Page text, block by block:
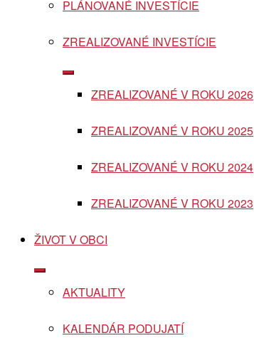
menu
PLÁNOVANÉ INVESTÍCIE
ZREALIZOVANÉ INVESTÍCIE
Show
menu ZREALIZOVANÉ V ROKU 2026
ZREALIZOVANÉ V ROKU 2025
ZREALIZOVANÉ V ROKU 2024
ZREALIZOVANÉ V ROKU 2023
ŽIVOT V OBCI
Show
menu AKTUALITY
KALENDÁR PODUJATÍ